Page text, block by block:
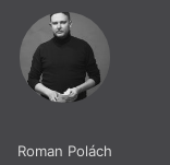
Roman Polách